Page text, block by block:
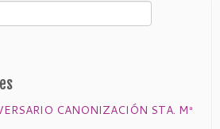
CANONIZACIÓN STA. Mª